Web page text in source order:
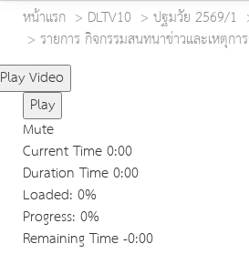
หน้าแรก DLTV10 ปฐมวัย 2569/1
รายการ กิจกรรมสนทนาข่าวและเหตุก
Play Video
Play
Mute
Current Time0:00
Duration Time0:00
Loaded: 0%
Progress: 0%
Remaining Time-0:00